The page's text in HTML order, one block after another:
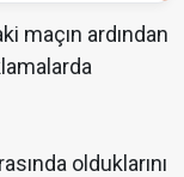
maçın ardından
olduklarını